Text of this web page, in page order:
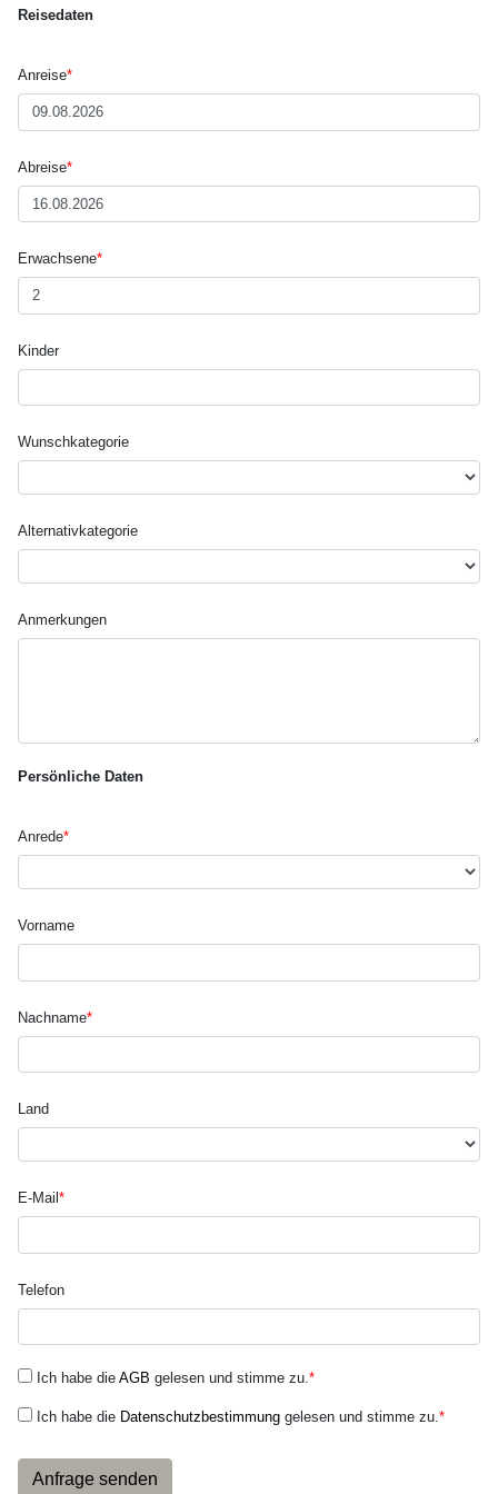
Reisedaten
Anreise*
Abreise*
Erwachsene*
Kinder
Wunsch­kategorie
Alternativ­kategorie
Anmerkungen
Persönliche Daten
Anrede*
Vorname
Nachname*
Land
E-Mail *
Telefon
Ich habe die AGB gelesen und stimme zu.*
Ich habe die Datenschutzbestimmung gelesen und stimme zu.*
Anfrage senden